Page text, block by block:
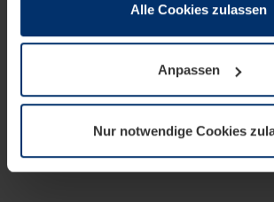
wenn diese für den Betrieb dieser Seite
notwendig sind. Für alle anderen Cookie-
wir Ihre Erlaubnis. Ihre Einwilligung
Datenschutzerklärungunserer Website
widerrufen.
Alle Cookies zulassen
Anpassen
Nur notwendige Cookies